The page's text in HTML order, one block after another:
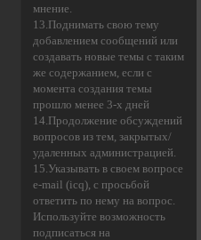
мнение.
13.Поднимать свою тему
добавлением сообщений или
создавать новые темы с таким
же содержанием, если с
момента создания темы
прошло менее 3-х дней
14.Продолжение обсуждений
вопросов из тем, закрытых/
удаленных администрацией.
15.Указывать в своем вопросе
e-mail (icq), с просьбой
ответить по нему на вопрос.
Используйте возможность
подписаться на